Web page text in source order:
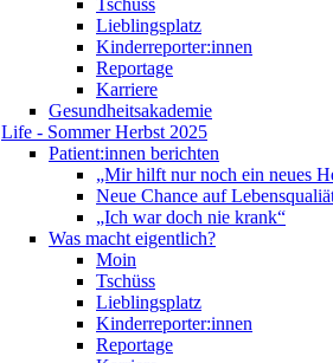
Tschüss
Lieblingsplatz
Kinderreporter:innen
Reportage
Karriere
Gesundheitsakademie
Life - Sommer Herbst 2025
Patient:innen berichten
„Mir hilft nur noch ein neues
Neue Chance auf
„Ich war doch nie krank“
Was macht eigentlich?
Moin
Tschüss
Lieblingsplatz
Kinderreporter:innen
Reportage